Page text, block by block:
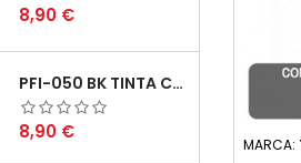
Preço
8,90 €
PFI-050 BK TINTA COMPATÍVEL PRETA
Preço
8,90 €
MARCA: